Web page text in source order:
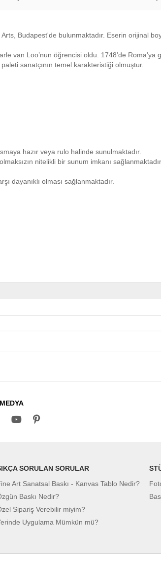
Budapest'de bulunmaktadır. Eserin orijinal
van Loo’nun öğrencisi oldu. 1748’de Roma’ya
sanatçının temel karakteristiği olmuştur.
hazır veya rulo halinde sunulmaktadır.
nitelikli bir sunum imkanı sağlanmaktadır.
dayanıklı olması sağlanmaktadır.
SORULAN SORULAR
Art Sanatsal Baskı - Kanvas Tablo Nedir?
Baskı Nedir?
Sipariş Verebilir miyim?
Uygulama Mümkün mü?